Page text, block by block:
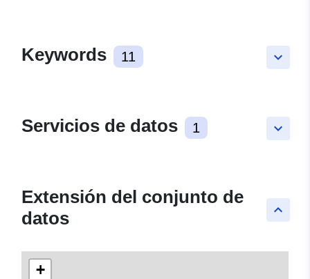
keyboard_arrow_down
Keywords 11
keyboard_arrow_down
Servicios de datos 1
keyboard_arrow_up
Extensión del conjunto de
datos
+